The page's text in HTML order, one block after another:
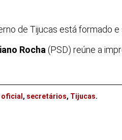
de Tijucas está formado e
Rocha (PSD) reúne a
oficial, secretários, Tijucas.